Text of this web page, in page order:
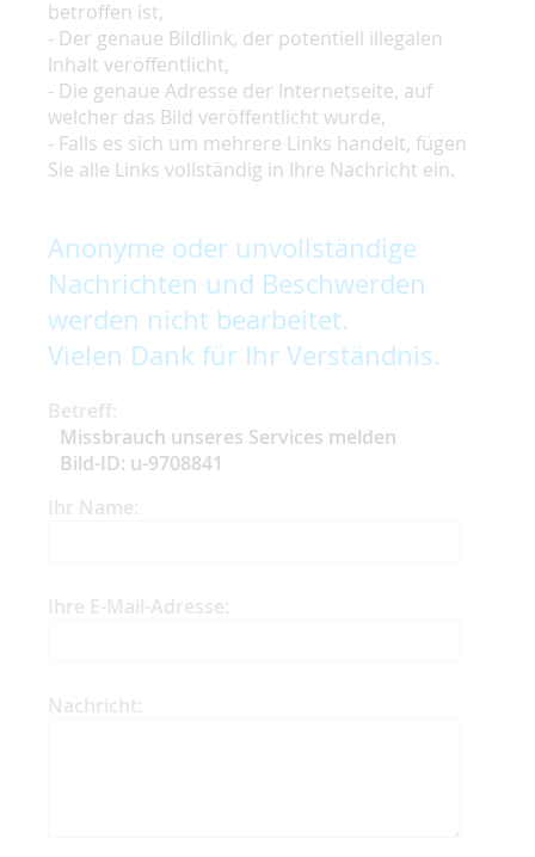
betroffen ist,
- Der genaue Bildlink, der potentiell illegalen
Inhalt veröffentlicht,
- Die genaue Adresse der Internetseite, auf
welcher das Bild veröffentlicht wurde,
- Falls es sich um mehrere Links handelt, fügen
Sie alle Links vollständig in Ihre Nachricht ein.
Anonyme oder unvollständige
Nachrichten und Beschwerden
werden nicht bearbeitet.
Vielen Dank für Ihr Verständnis.
Betreff:
Missbrauch unseres Services melden
Bild-ID: u-9708841
Ihr Name:
Ihre E-Mail-Adresse:
Nachricht: